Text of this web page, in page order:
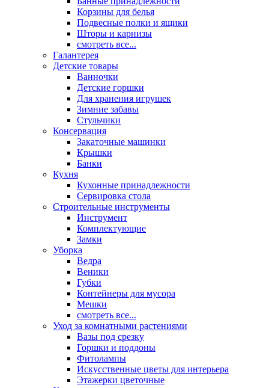
Корзины для белья
Подвесные полки и ящики
Шторы и карнизы
смотреть все...
Галантерея
Детские товары
Ванночки
Детские горшки
Для хранения игрушек
Зимние забавы
Стульчики
Консервация
Закаточные машинки
Крышки
Банки
Кухня
Кухонные принадлежности
Сервировка стола
Строительные инструменты
Инструмент
Комплектующие
Замки
Уборка
Ведра
Веники
Губки
Контейнеры для мусора
Мешки
смотреть все...
Уход за комнатными растениями
Вазы под срезку
Горшки и поддоны
Фитолампы
Искусственные цветы для интерьера
Этажерки цветочные